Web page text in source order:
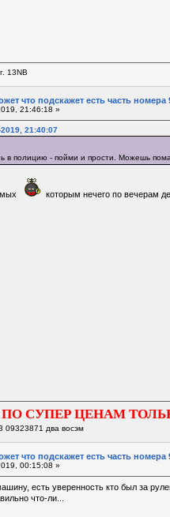
13NB
что подскажет есть часть
21:46:18 »
21:40:07
в полицию - пойми и прости. Можешь
которым нечего по вечерам
СУПЕР ЦЕНАМ
09323871 два восэм
что подскажет есть часть
00:15:08 »
есть уверенность кто был за
что-ли...